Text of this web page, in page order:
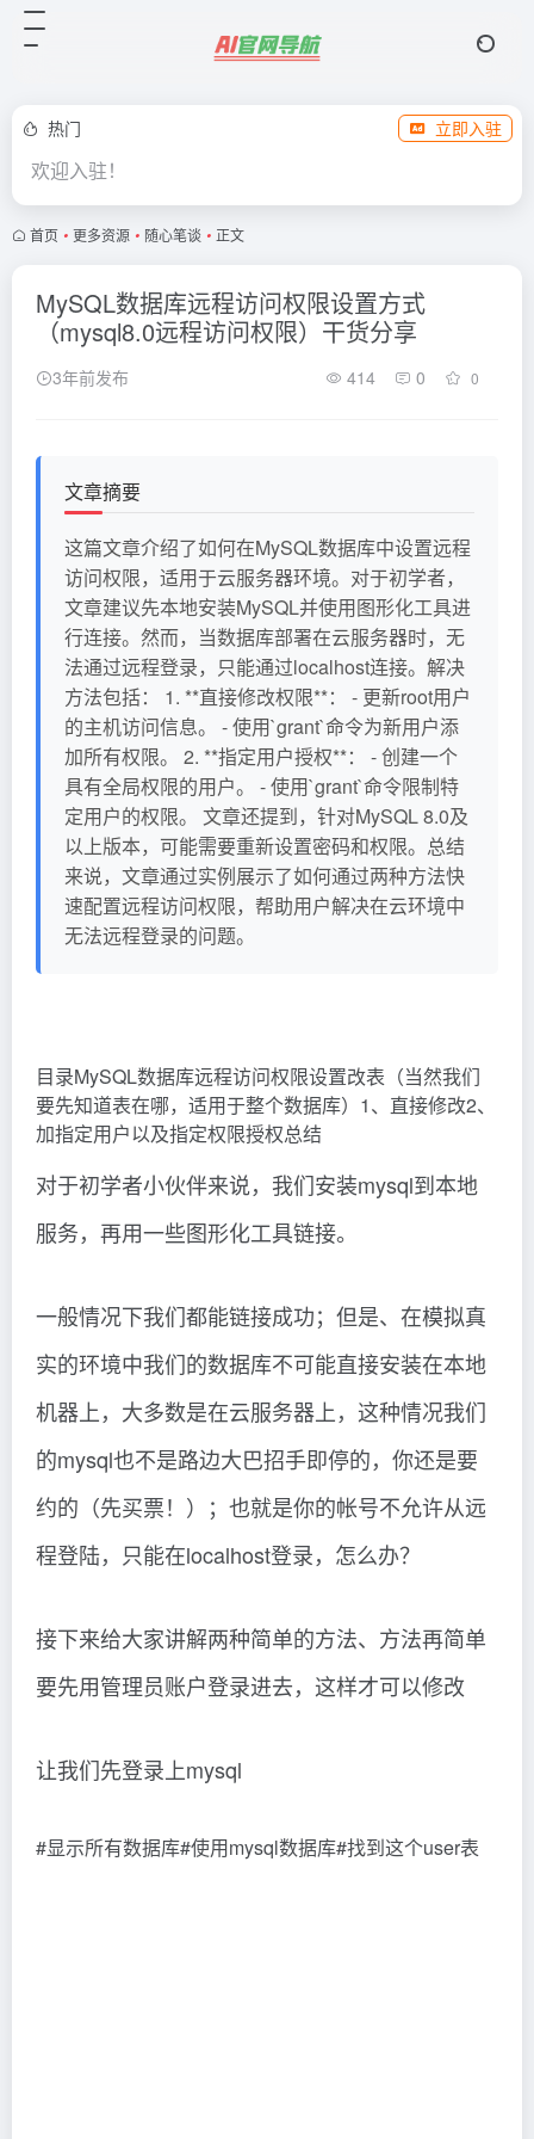
热门 立即入驻
欢迎入驻！
首页 • 更多资源 • 随心笔谈 • 正文
MySQL数据库远程访问权限设置方式
（mysql8.0远程访问权限）干货分享
3年前发布 414 0 0
文章摘要
这篇文章介绍了如何在MySQL数据库中设置远程
访问权限，适用于云服务器环境。对于初学者，
文章建议先本地安装MySQL并使用图形化工具进
行连接。然而，当数据库部署在云服务器时，无
法通过远程登录，只能通过localhost连接。解决
方法包括： 1. **直接修改权限**： - 更新root用户
的主机访问信息。 - 使用`grant`命令为新用户添
加所有权限。 2. **指定用户授权**： - 创建一个
具有全局权限的用户。 - 使用`grant`命令限制特
定用户的权限。 文章还提到，针对MySQL 8.0及
以上版本，可能需要重新设置密码和权限。总结
来说，文章通过实例展示了如何通过两种方法快
速配置远程访问权限，帮助用户解决在云环境中
无法远程登录的问题。
目录MySQL数据库远程访问权限设置改表（当然我们
要先知道表在哪，适用于整个数据库）1、直接修改2、
加指定用户以及指定权限授权总结
对于初学者小伙伴来说，我们安装mysql到本地
服务，再用一些图形化工具链接。
一般情况下我们都能链接成功；但是、在模拟真
实的环境中我们的数据库不可能直接安装在本地
机器上，大多数是在云服务器上，这种情况我们
的mysql也不是路边大巴招手即停的，你还是要
约的（先买票！）；也就是你的帐号不允许从远
程登陆，只能在localhost登录，怎么办？
接下来给大家讲解两种简单的方法、方法再简单
要先用管理员账户登录进去，这样才可以修改
让我们先登录上mysql
#显示所有数据库#使用mysql数据库#找到这个user表